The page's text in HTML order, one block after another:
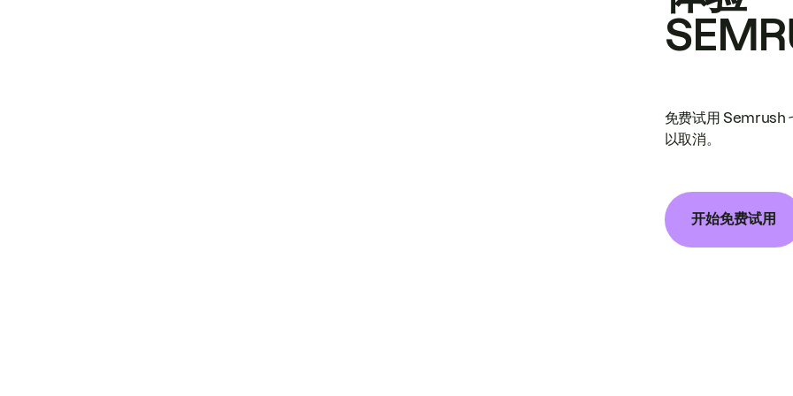
免费试用 Semrush
以取消。
开始免费试用